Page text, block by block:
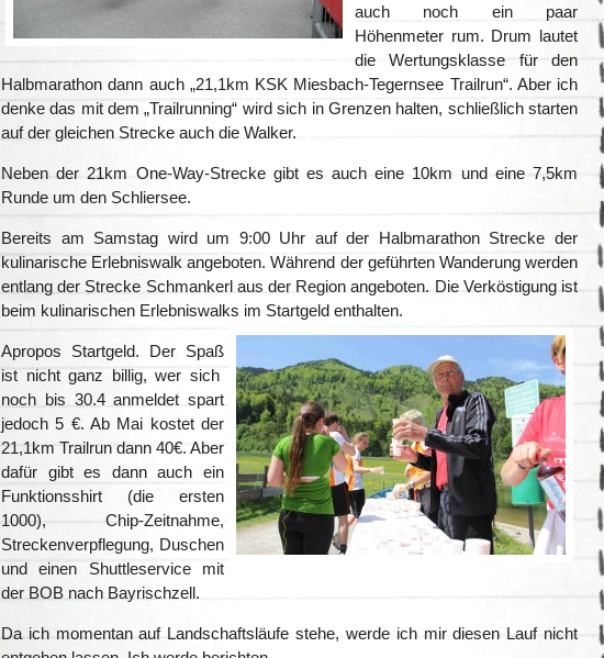
auch noch ein paar
Höhenmeter rum. Drum lautet
die Wertungsklasse für den
Halbmarathon dann auch „21,1km KSK Miesbach-Tegernsee Trailrun“. Aber ich
denke das mit dem „Trailrunning“ wird sich in Grenzen halten, schließlich starten
auf der gleichen Strecke auch die Walker.
Neben der 21km One-Way-Strecke gibt es auch eine 10km und eine 7,5km
Runde um den Schliersee.
Bereits am Samstag wird um 9:00 Uhr auf der Halbmarathon Strecke der
kulinarische Erlebniswalk angeboten. Während der geführten Wanderung werden
entlang der Strecke Schmankerl aus der Region angeboten. Die Verköstigung ist
beim kulinarischen Erlebniswalks im Startgeld enthalten.
Apropos Startgeld. Der Spaß
ist nicht ganz billig, wer sich
noch bis 30.4 anmeldet spart
jedoch 5 €. Ab Mai kostet der
21,1km Trailrun dann 40€. Aber
dafür gibt es dann auch ein
Funktionsshirt (die ersten
1000), Chip-Zeitnahme,
Streckenverpflegung, Duschen
und einen Shuttleservice mit
der BOB nach Bayrischzell.
Da ich momentan auf Landschaftsläufe stehe, werde ich mir diesen Lauf nicht